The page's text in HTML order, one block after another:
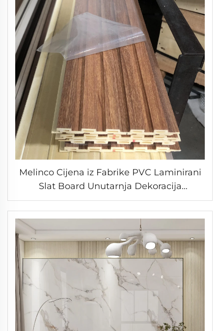
Melinco Cijena iz Fabrike PVC Laminirani
Slat Board Unutarnja Dekoracija
Vodootporni WPC Boards Unutarnji Dizajn
Fluted Zidni Paneli